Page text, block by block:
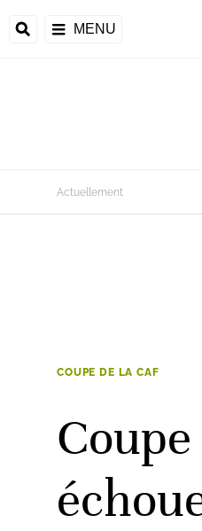
MENU
de la CAF
Actuellement
COUPE DE LA CAF